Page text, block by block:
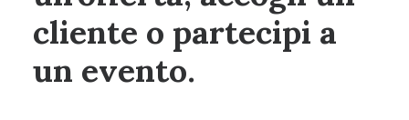
cliente o partecipi a
un evento.